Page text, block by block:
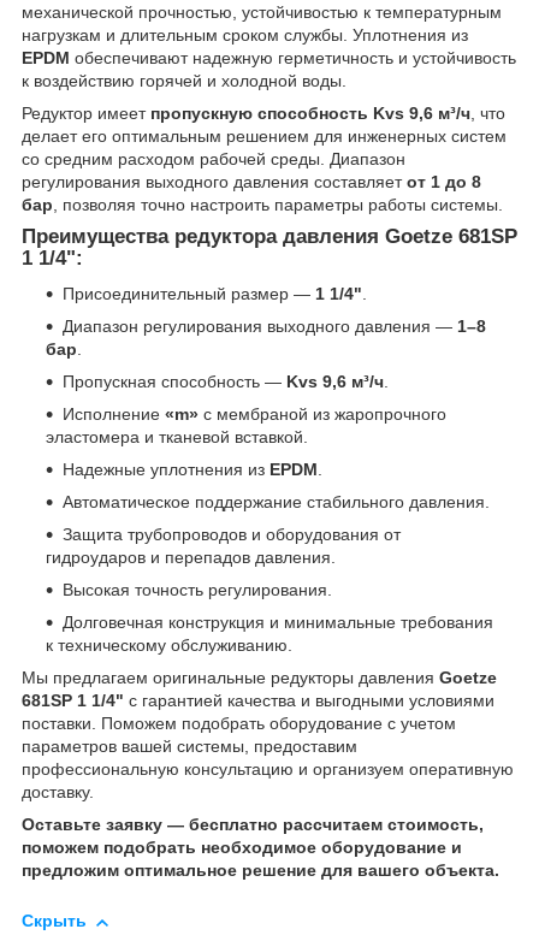
механической прочностью, устойчивостью к температурным
нагрузкам и длительным сроком службы. Уплотнения из
EPDM обеспечивают надежную герметичность и устойчивость
к воздействию горячей и холодной воды.
Редуктор имеет пропускную способность Kvs 9,6 м³/ч , что
делает его оптимальным решением для инженерных систем
со средним расходом рабочей среды. Диапазон
регулирования выходного давления составляетот 1 до 8
бар , позволяя точно настроить параметры работы системы.
Преимущества редуктора давления Goetze 681SP
1 1/4":
Присоединительный размер — 1 1/4".
Диапазон регулирования выходного давления — 1–8
бар.
Пропускная способность — Kvs 9,6 м³/ч.
Исполнение «m» с мембраной из жаропрочного
эластомера и тканевой вставкой.
Надежные уплотнения из EPDM.
Автоматическое поддержание стабильного давления.
Защита трубопроводов и оборудования от
гидроударов и перепадов давления.
Высокая точность регулирования.
Долговечная конструкция и минимальные требования
к техническому обслуживанию.
Мы предлагаем оригинальные редукторы давления Goetze
681SP 1 1/4" с гарантией качества и выгодными условиями
поставки. Поможем подобрать оборудование с учетом
параметров вашей системы, предоставим
профессиональную консультацию и организуем оперативную
доставку.
Оставьте заявку — бесплатно рассчитаем стоимость,
поможем подобрать необходимое оборудование и
предложим оптимальное решение для вашего объекта.
Скрыть